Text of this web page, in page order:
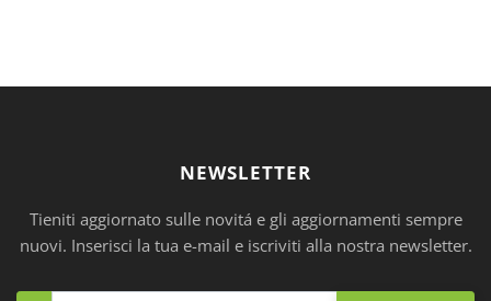
NEWSLETTER
Tieniti aggiornato sulle novitá e gli aggiornamenti sempre
nuovi. Inserisci la tua e-mail e iscriviti alla nostra newsletter.